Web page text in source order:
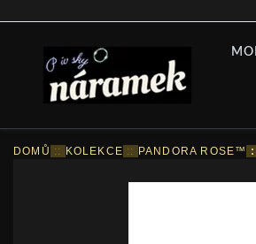
DOMŮ :: KOLEKCE :: PANDORA ROSE™